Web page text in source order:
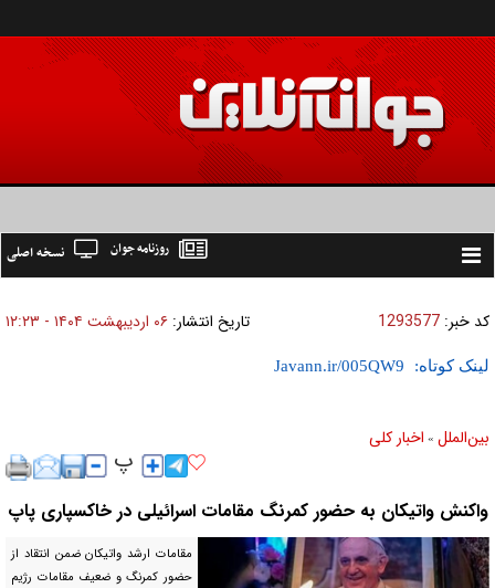
Toggle
نسخه اصلی روزنامه جوان
کد خبر: 1293577 تاریخ انتشار: ۰۶ ارديبهشت ۱۴۰۴ - ۱۲:۲۳
لینک کوتاه:
بين‌الملل » اخبار كلی
واکنش واتیکان به حضور کمرنگ مقامات اسرائیلی در خاکسپاری پاپ
مقامات ارشد واتیکان ضمن انتقاد از
حضور کمرنگ و ضعیف مقامات رژیم